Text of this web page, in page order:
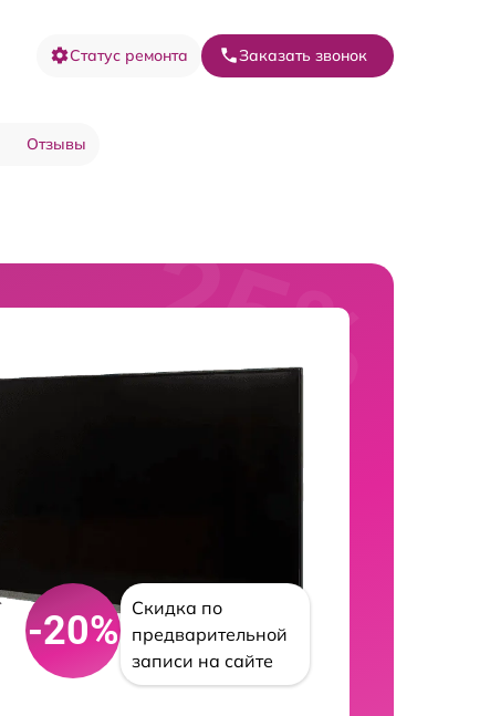
Статус ремонта Заказать звонок
Отзывы
-20%
Скидка по
предварительной
записи на сайте